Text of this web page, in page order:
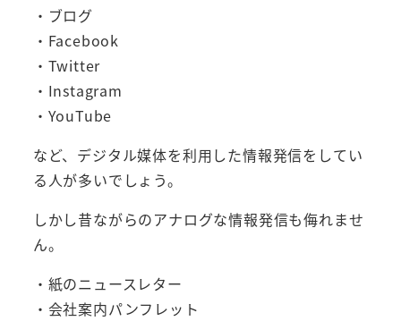
・ブログ
・Facebook
・Twitter
・Instagram
・YouTube
など、デジタル媒体を利用した情報発信をしてい
る人が多いでしょう。
しかし昔ながらのアナログな情報発信も侮れませ
ん。
・紙のニュースレター
・会社案内パンフレット